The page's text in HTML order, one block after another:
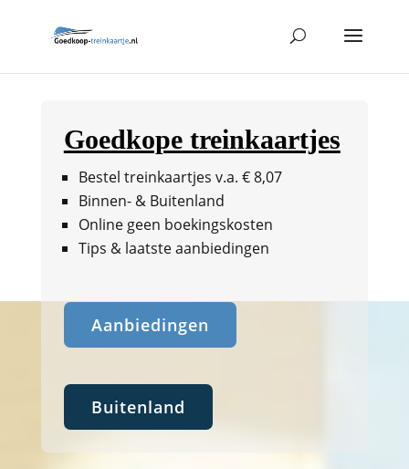
Goedkope treinkaartjes
Bestel treinkaartjes v.a. € 8,07
Binnen- & Buitenland
Online geen boekingskosten
Tips & laatste aanbiedingen
Aanbiedingen
Buitenland